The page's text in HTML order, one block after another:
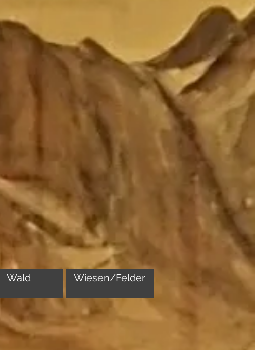
Wald Wiesen/Felder